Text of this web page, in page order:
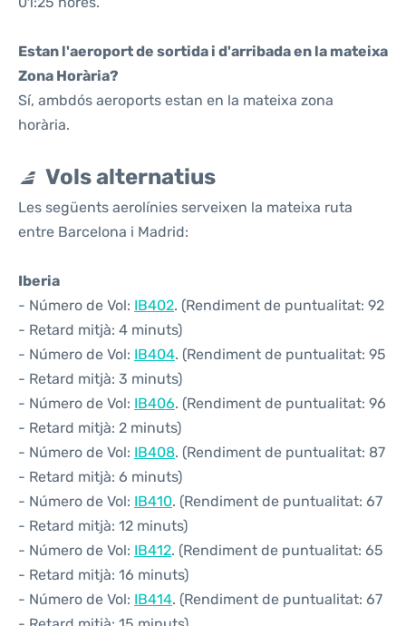
Estan l'aeroport de sortida i d'arribada en la mateixa
Zona Horària?
Sí, ambdós aeroports estan en la mateixa zona
horària.
Vols alternatius
Les següents aerolínies serveixen la mateixa ruta
entre Barcelona i Madrid:
Iberia
- Número de Vol: IB402. (Rendiment de puntualitat: 92
- Retard mitjà: 4 minuts)
- Número de Vol: IB404. (Rendiment de puntualitat: 95
- Retard mitjà: 3 minuts)
- Número de Vol: IB406. (Rendiment de puntualitat: 96
- Retard mitjà: 2 minuts)
- Número de Vol: IB408. (Rendiment de puntualitat: 87
- Retard mitjà: 6 minuts)
- Número de Vol: IB410. (Rendiment de puntualitat: 67
- Retard mitjà: 12 minuts)
- Número de Vol: IB412. (Rendiment de puntualitat: 65
- Retard mitjà: 16 minuts)
- Número de Vol: IB414. (Rendiment de puntualitat: 67